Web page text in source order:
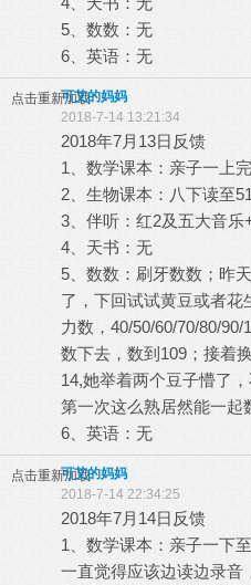
5、数数：无
6、英语：无
点击重新加载可艾的妈妈
2018-7-14 13:21:34
2018年7月13日反馈
1、数学课本：亲子一上完
2、生物课本：八下读至51
3、伴听：红2及五大音乐
4、天书：无
5、数数：刷牙数数；昨
了，下回试试黄豆或者
力数，40/50/60/70/80/
数下去，数到109；接着
14,她举着两个豆子懵了
第一次这么熟居然能一起
6、英语：无
点击重新加载可艾的妈妈
2018-7-14 22:34:25
2018年7月14日反馈
1、数学课本：亲子一下
一直觉得应该边读边录音